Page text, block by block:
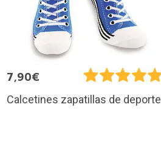
7,90€
Calcetines zapatillas de deporte